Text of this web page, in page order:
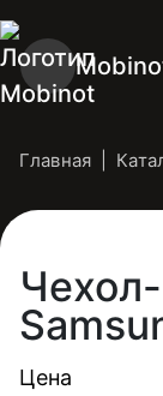
Главная
Цена